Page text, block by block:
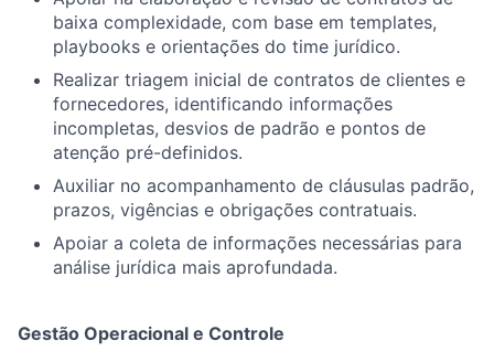
baixa complexidade, com base em templates,
playbooks e orientações do time jurídico.
Realizar triagem inicial de contratos de clientes e
fornecedores, identificando informações
incompletas, desvios de padrão e pontos de
atenção pré-definidos.
Auxiliar no acompanhamento de cláusulas padrão,
prazos, vigências e obrigações contratuais.
Apoiar a coleta de informações necessárias para
análise jurídica mais aprofundada.
Gestão Operacional e Controle